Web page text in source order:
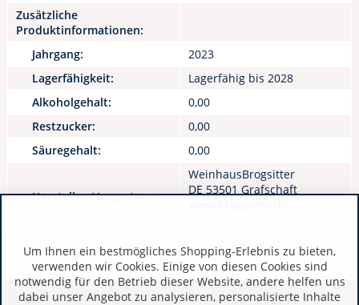
Zusätzliche
Produktinformationen:
Jahrgang:
2023
Lagerfähigkeit:
Lagerfähig bis 2028
Alkoholgehalt:
0,00
Restzucker:
0,00
Säuregehalt:
0,00
Hersteller / Importeur:
WeinhausBrogsitter
DE 53501 Grafschaft
Um Ihnen ein bestmögliches Shopping-Erlebnis zu bieten,
verwenden wir Cookies. Einige von diesen Cookies sind
notwendig für den Betrieb dieser Website, andere helfen uns
dabei unser Angebot zu analysieren, personalisierte Inhalte